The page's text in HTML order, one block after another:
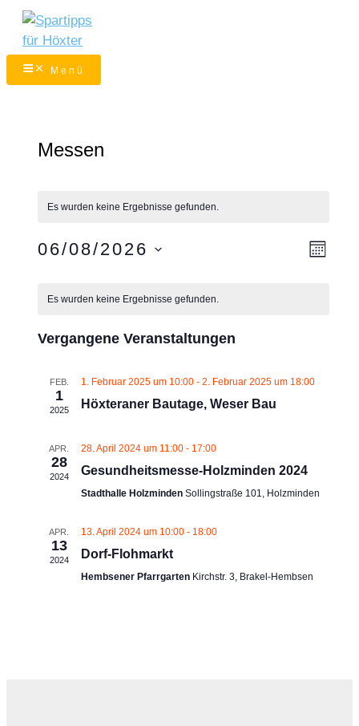
Zum
Inhalt
springen
Menü
Messen
Es wurden keine Ergebnisse gefunden.
Monat
06/08/2026
wählen.
von
Es wurden keine Ergebnisse gefunden.
Vergangene Veranstaltungen
FEB.
1
2025
1. Februar 2025 um 10:00- 2. Februar 2025 um 18:00
Höxteraner Bautage, Weser Bau
APR.
28
2024
28. April 2024 um 11:00- 17:00
Gesundheitsmesse-Holzminden 2024
Stadthalle Holzminden Sollingstraße 101, Holzminden
APR.
13
2024
13. April 2024 um 10:00- 18:00
Dorf-Flohmarkt
Hembsener Pfarrgarten Kirchstr. 3, Brakel-Hembsen